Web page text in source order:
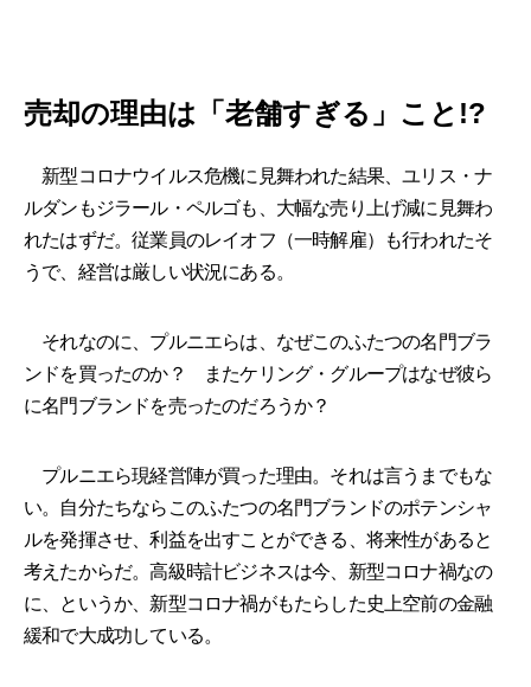
売却の理由は「老舗すぎる」こと!?
新型コロナウイルス危機に見舞われた結果、ユリス・ナ
ルダンもジラール・ペルゴも、大幅な売り上げ減に見舞わ
れたはずだ。従業員のレイオフ（一時解雇）も行われたそ
うで、経営は厳しい状況にある。
それなのに、プルニエらは、なぜこのふたつの名門ブラ
ンドを買ったのか？ またケリング・グループはなぜ彼ら
に名門ブランドを売ったのだろうか？
プルニエら現経営陣が買った理由。それは言うまでもな
い。自分たちならこのふたつの名門ブランドのポテンシャ
ルを発揮させ、利益を出すことができる、将来性があると
考えたからだ。高級時計ビジネスは今、新型コロナ禍なの
に、というか、新型コロナ禍がもたらした史上空前の金融
緩和で大成功している。